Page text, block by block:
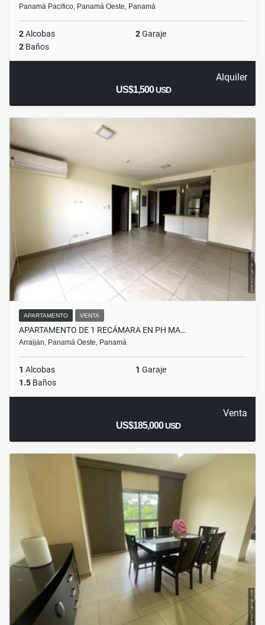
Panamá Pacifico, Panamá Oeste, Panamá
2Alcobas 2Garaje
2 Baños
Alquiler
US$1,500USD
APARTAMENTO VENTA
APARTAMENTO DE 1 RECÁMARA EN PH MA…
Arraiján, Panamá Oeste, Panamá
1 Alcobas 1 Garaje
1.5 Baños
Venta
US$185,000USD